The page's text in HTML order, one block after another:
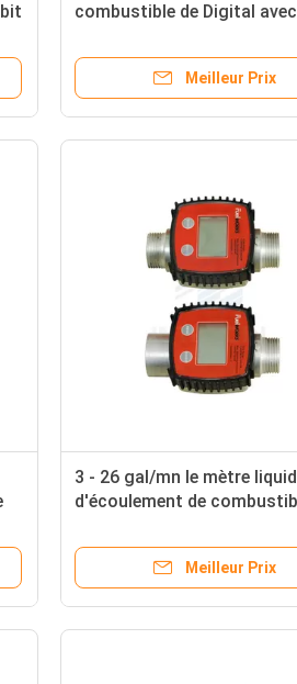
combustible de Digital avec
liquides débouché
Meilleur Prix
3 - 26 gal/mn le mètre
d'écoulement de
kérosène diesel
Meilleur Prix